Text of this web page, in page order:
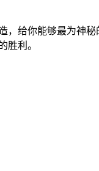
，给你能够最为神
胜利。